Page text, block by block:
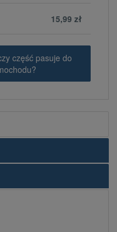
15,99 zł
część pasuje do